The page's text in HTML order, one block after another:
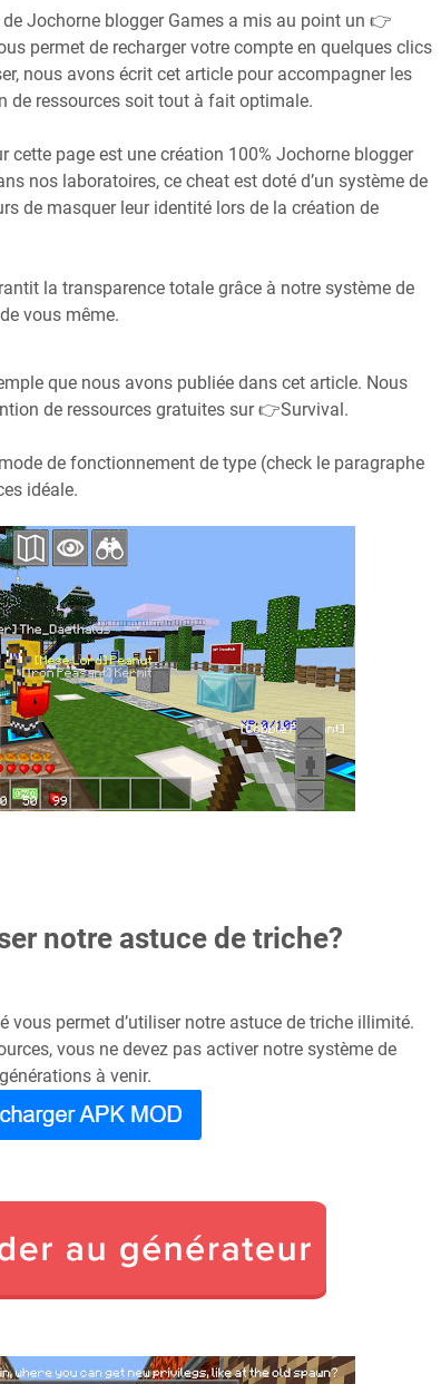
Jochorne blogger Games a mis au point un 👉
permet de recharger votre compte en quelques clics
nous avons écrit cet article pour accompagner les
de ressources soit tout à fait optimale.
cette page est une création 100% Jochorne blogger
nos laboratoires, ce cheat est doté d’un système de
de masquer leur identité lors de la création de
la transparence totale grâce à notre système de
vous même.
que nous avons publiée dans cet article. Nous
de ressources gratuites sur 👉Survival.
de fonctionnement de type (check le paragraphe
idéale.
notre astuce de triche?
vous permet d’utiliser notre astuce de triche illimité.
vous ne devez pas activer notre système de
à venir.